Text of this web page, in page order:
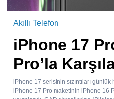
Akıllı Telefon
iPhone 17
Pro’la
iPhone 17 serisinin sızıntıları günlük
iPhone 17 Pro maketinin iPhone 16